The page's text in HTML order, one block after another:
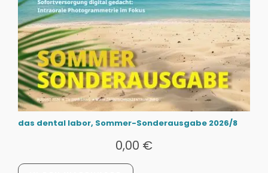
das dental labor, Sommer-Sonderausgabe 2026/8
0,00 €